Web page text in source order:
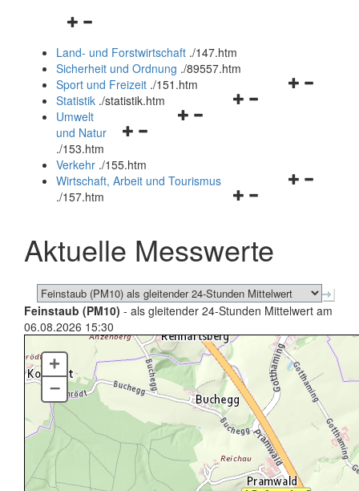
Navigationsmenü
und
schließen
Land- und Forstwirtschaft ./147.htm
Sicherheit und Ordnung ./89557.htm
Navigationsmenü
Sport und Freizeit ./151.htm
Navigationsmenü
Statistik ./statistik.htm
Navigationsmenü
und
schließen
Umwelt
und Natur
./153.htm
Verkehr ./155.htm
Navigationsmenü
schließen
Wirtschaft, Arbeit und Tourismus
./157.htm
Aktuelle Messwerte
Feinstaub (PM10) - als gleitender 24-Stunden Mittelwert am
06.08.2026 15:30
+
–